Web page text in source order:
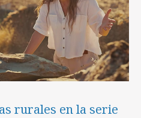
rurales en la serie